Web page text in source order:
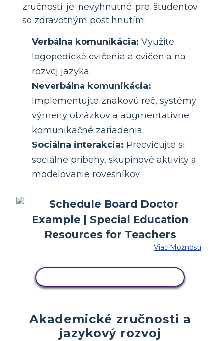
zručností je nevyhnutné pre študentov
so zdravotným postihnutím:
Verbálna komunikácia: Využite
logopedické cvičenia a cvičenia na
rozvoj jazyka.
Neverbálna komunikácia:
Implementujte znakovú reč, systémy
výmeny obrázkov a augmentatívne
komunikačné zariadenia.
Sociálna interakcia: Precvičujte si
sociálne príbehy, skupinové aktivity a
modelovanie rovesníkov.
Viac Možností
Akademické zručnosti a
jazykový rozvoj